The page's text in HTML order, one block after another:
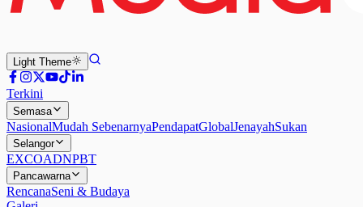
Light Theme
Terkini
Semasa
NasionalMudah SebenarnyaPendapatGlobalJenayahSukan
Selangor
EXCOADNPBT
Pancawarna
RencanaSeni & Budaya